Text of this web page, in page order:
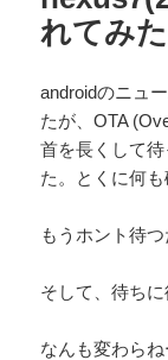
れてみた
androidのニュ
たが、OTA
首を長くして
た。とくに何も
もうホント待
そして、待ちに
なんも変わらね